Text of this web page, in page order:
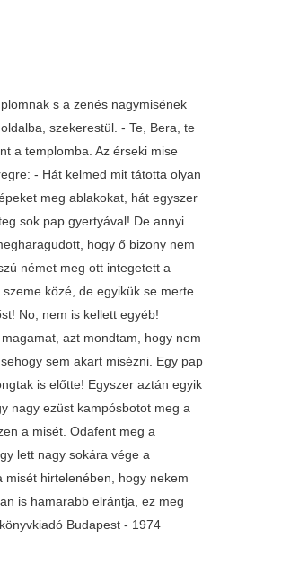
s a zenés nagymisének
szekerestül. - Te, Bera, te
a templomba. Az érseki mise
- Hát kelmed mit tátotta olyan
meg ablakokat, hát egyszer
sok pap gyertyával! De annyi
hogy ő bizony nem
német meg ott integetett a
közé, de egyikük se merte
No, nem is kellett egyéb!
azt mondtam, hogy nem
sem akart misézni. Egy pap
is előtte! Egyszer aztán egyik
nagy ezüst kampósbotot meg a
a misét. Odafent meg a
lett nagy sokára vége a
hirtelenében, hogy nekem
is hamarabb elrántja, ez meg
Budapest - 1974